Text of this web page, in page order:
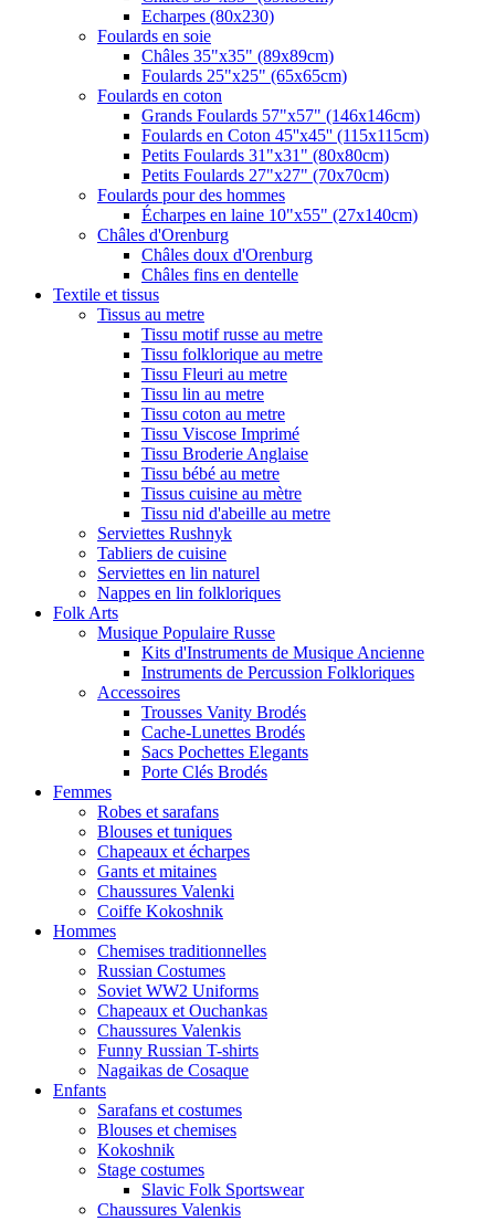
Echarpes (80х230)
Foulards en soie
Châles 35"x35" (89x89cm)
Foulards 25"x25" (65x65cm)
Foulards en coton
Grands Foulards 57"x57" (146x146cm)
Foulards en Coton 45''x45'' (115x115cm)
Petits Foulards 31"x31" (80x80cm)
Petits Foulards 27"x27" (70x70cm)
Foulards pour des hommes
Écharpes en laine 10"x55" (27x140cm)
Châles d'Orenburg
Châles doux d'Orenburg
Châles fins en dentelle
Textile et tissus
Tissus au metre
Tissu motif russe au metre
Tissu folklorique au metre
Tissu Fleuri au metre
Tissu lin au metre
Tissu coton au metre
Tissu Viscose Imprimé
Tissu Broderie Anglaise
Tissu bébé au metre
Tissus cuisine au mètre
Tissu nid d'abeille au metre
Serviettes Rushnyk
Tabliers de cuisine
Serviettes en lin naturel
Nappes en lin folkloriques
Folk Arts
Musique Populaire Russe
Kits d'Instruments de Musique Ancienne
Instruments de Percussion Folkloriques
Accessoires
Trousses Vanity Brodés
Cache-Lunettes Brodés
Sacs Pochettes Elegants
Porte Clés Brodés
Femmes
Robes et sarafans
Blouses et tuniques
Chapeaux et écharpes
Gants et mitaines
Chaussures Valenki
Coiffe Kokoshnik
Hommes
Chemises traditionnelles
Russian Costumes
Soviet WW2 Uniforms
Chapeaux et Ouchankas
Chaussures Valenkis
Funny Russian T-shirts
Nagaikas de Cosaque
Enfants
Sarafans et costumes
Blouses et chemises
Kokoshnik
Stage costumes
Slavic Folk Sportswear
Chaussures Valenkis